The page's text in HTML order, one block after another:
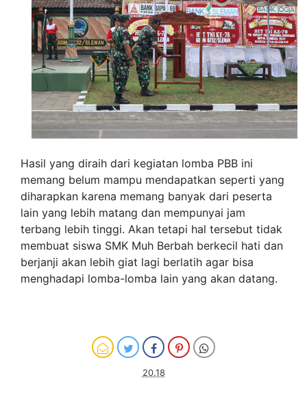
Hasil yang diraih dari kegiatan lomba PBB ini
memang belum mampu mendapatkan seperti yang
diharapkan karena memang banyak dari peserta
lain yang lebih matang dan mempunyai jam
terbang lebih tinggi. Akan tetapi hal tersebut tidak
membuat siswa SMK Muh Berbah berkecil hati dan
berjanji akan lebih giat lagi berlatih agar bisa
menghadapi lomba-lomba lain yang akan datang.
20.18